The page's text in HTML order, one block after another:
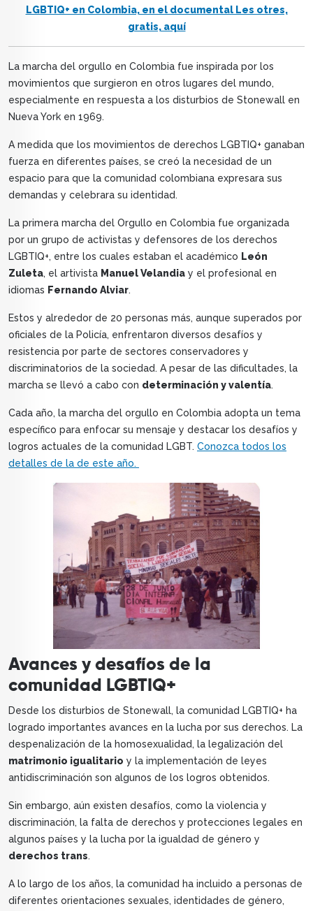
LGBTIQ+ en Colombia, en el documental Les otres,
gratis, aquí
La marcha del orgullo en Colombia fue inspirada por los
movimientos que surgieron en otros lugares del mundo,
especialmente en respuesta a los disturbios de Stonewall en
Nueva York en 1969.
A medida que los movimientos de derechos LGBTIQ+ ganaban
fuerza en diferentes países, se creó la necesidad de un
espacio para que la comunidad colombiana expresara sus
demandas y celebrara su identidad.
La primera marcha del Orgullo en Colombia fue organizada
por un grupo de activistas y defensores de los derechos
LGBTIQ+, entre los cuales estaban el académico León
Zuleta, el artivista Manuel Velandia y el profesional en
idiomas Fernando Alviar.
Estos y alrededor de 20 personas más, aunque superados por
oficiales de la Policía, enfrentaron diversos desafíos y
resistencia por parte de sectores conservadores y
discriminatorios de la sociedad. A pesar de las dificultades, la
marcha se llevó a cabo con determinación y valentía.
Cada año, la marcha del orgullo en Colombia adopta un tema
específico para enfocar su mensaje y destacar los desafíos y
logros actuales de la comunidad LGBT. Conozca todos los
detalles de la de este año.
Avances y desafíos de la
comunidad LGBTIQ+
Desde los disturbios de Stonewall, la comunidad LGBTIQ+ ha
logrado importantes avances en la lucha por sus derechos. La
despenalización de la homosexualidad, la legalización del
matrimonio igualitario y la implementación de leyes
antidiscriminación son algunos de los logros obtenidos.
Sin embargo, aún existen desafíos, como la violencia y
discriminación, la falta de derechos y protecciones legales en
algunos países y la lucha por la igualdad de género y
derechos trans.
A lo largo de los años, la comunidad ha incluido a personas de
diferentes orientaciones sexuales, identidades de género,